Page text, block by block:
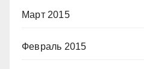
Март 2015
Февраль 2015